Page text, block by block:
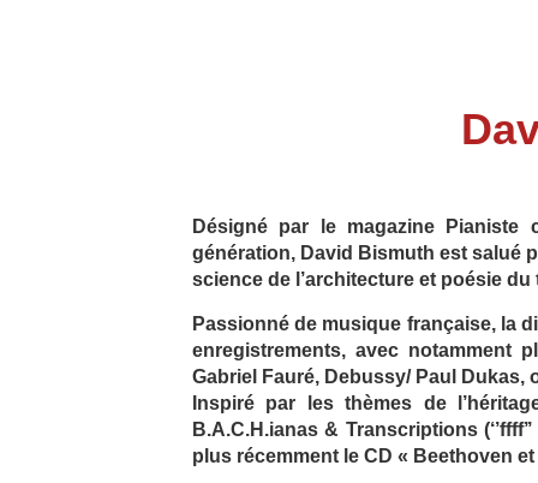
Désigné par le magazine
génération, David Bismuth est salué
science de l’architecture et poésie du
Passionné de musique française, la
enregistrements, avec notamment
Gabriel Fauré, Debussy/ Paul Dukas,
Inspiré par les thèmes de
B.A.C.H.ianas & Transcriptions
plus récemment le CD « Beethoven et